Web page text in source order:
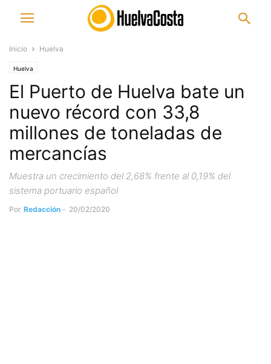
Inicio Huelva
Huelva
El Puerto de Huelva bate un
nuevo récord con 33,8
millones de toneladas de
mercancías
Muestra un crecimiento del 2,68% frente al 0,19% del
sistema portuario español
Por Redacción - 20/02/2020